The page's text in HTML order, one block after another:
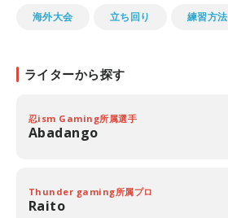
海外大会 立ち回り 練習方法
ライターから探す
忍ism Gaming所属選手
Abadango
Thunder gaming所属プロ
Raito